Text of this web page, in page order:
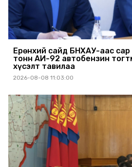
Ерөнхий сайд БНХАУ-аас сар
тонн АИ-92 автобензин
хүсэлт тавилаа
2026-08-08 11:03:00